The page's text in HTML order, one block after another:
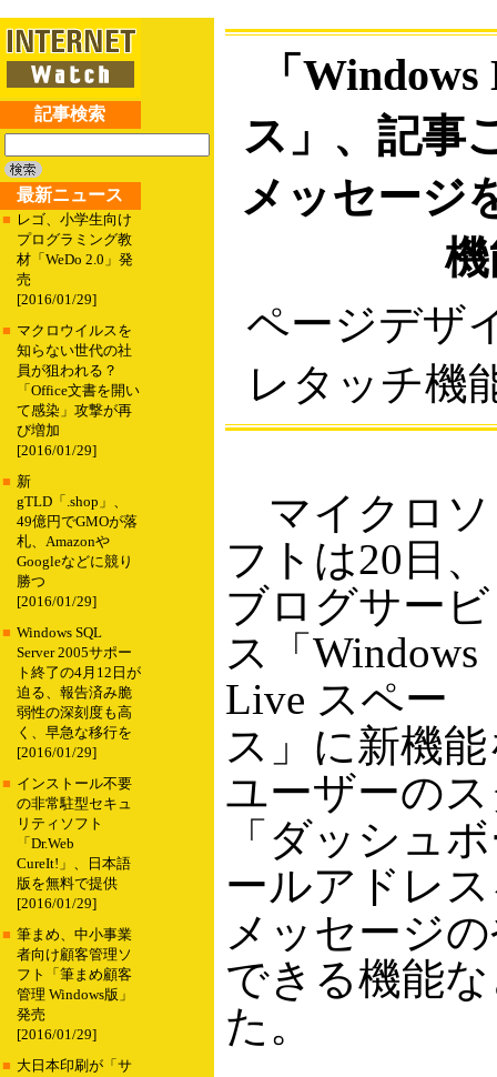
記事検索
最新ニュース
■ レゴ、小学生向け
プログラミング教
材「WeDo 2.0」発
売
[2016/01/29]
■ マクロウイルスを
知らない世代の社
員が狙われる？
「Office文書を開い
て感染」攻撃が再
び増加
[2016/01/29]
■ 新
gTLD「.shop」、
49億円でGMOが落
札、Amazonや
Googleなどに競り
勝つ
[2016/01/29]
■ Windows SQL
Server 2005サポー
ト終了の4月12日が
迫る、報告済み脆
弱性の深刻度も高
く、早急な移行を
[2016/01/29]
■ インストール不要
の非常駐型セキュ
リティソフト
「Dr.Web
CureIt!」、日本語
版を無料で提供
[2016/01/29]
■ 筆まめ、中小事業
者向け顧客管理ソ
フト「筆まめ顧客
管理 Windows版」
発売
[2016/01/29]
■ 大日本印刷が「サ
「
ス」、記事
メッセージ
ページデザ
レタッチ機
マイクロソ
フトは20日、
ブログサービ
ス「Windows
Live スペー
ス」に新機
ユーザーの
「ダッシュ
ールアドレ
メッセージ
できる機能
た。